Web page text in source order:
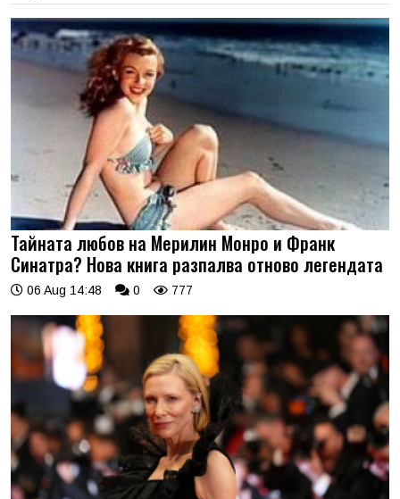
Тайната любов на Мерилин Монро и Франк
Синатра? Нова книга разпалва отново легендата
06 Aug 14:48 0 777